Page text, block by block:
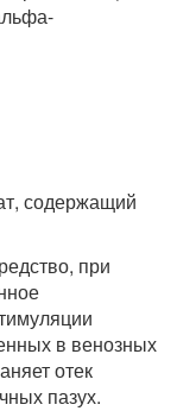
содержащий
при
в венозных
отек
пазух.